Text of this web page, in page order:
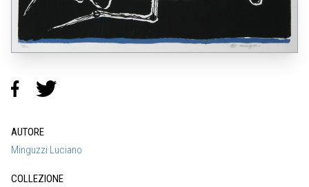
AUTORE
Minguzzi Luciano
COLLEZIONE